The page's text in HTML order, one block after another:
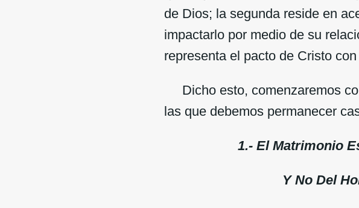
de Dios; la segunda reside en
impactarlo por medio de su
representa el pacto de Cristo
Dicho esto, comenzaremos
las que debemos permanecer
1.- El Matrimonio
Y No Del